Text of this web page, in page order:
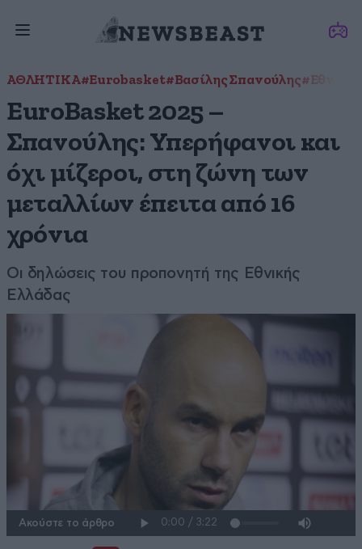
ΑΘΛΗΤΙΚΑ#Eurobasket#Βασίλης Σπανούλης#Εθνική
EuroBasket 2025 –
Σπανούλης: Υπερήφανοι και
όχι μίζεροι, στη ζώνη των
μεταλλίων έπειτα από 16
χρόνια
Οι δηλώσεις του προπονητή της Εθνικής
Ελλάδας
Ακούστε το άρθρο